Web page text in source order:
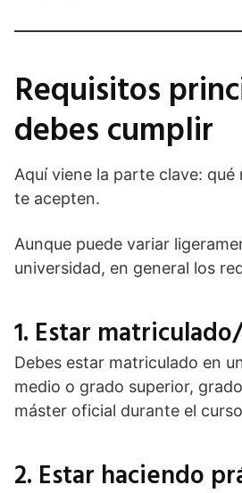
Requisitos
debes cumplir
Aquí viene la parte clave: qué
te acepten.
Aunque puede variar
universidad, en general los
1. Estar
Debes estar matriculado en
medio o grado superior,
máster oficial durante el
2. Estar haciendo